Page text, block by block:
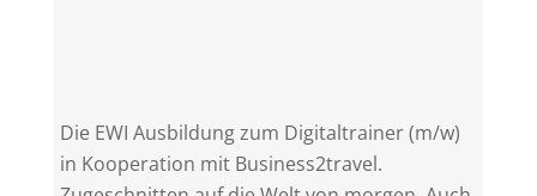
Die EWI Ausbildung zum Digitaltrainer (m/w)
in Kooperation mit Business2travel.